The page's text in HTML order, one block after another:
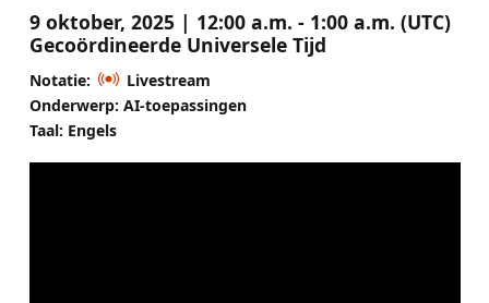
9 oktober, 2025 | 12:00 a.m. - 1:00 a.m. (UTC)
Gecoördineerde Universele Tijd
Notatie:
Livestream
Onderwerp: AI-toepassingen
Taal: Engels